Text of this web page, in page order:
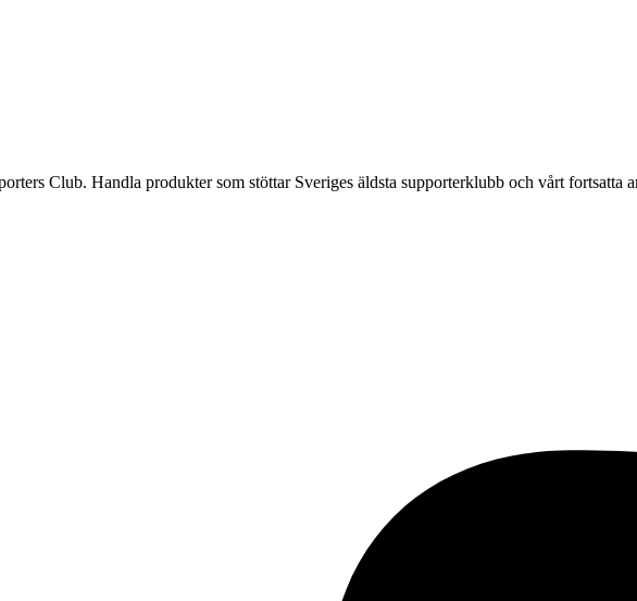
Club. Handla produkter som stöttar Sveriges äldsta supporterklubb och vårt fortsatta